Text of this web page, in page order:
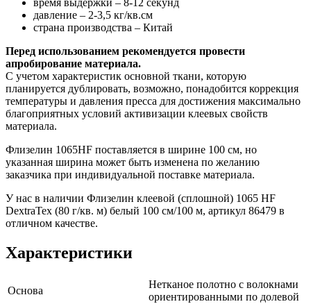
время выдержки – 8-12 секунд
давление – 2-3,5 кг/кв.см
страна производства – Китай
Перед использованием рекомендуется провести
апробирование материала.
С учетом характеристик основной ткани, которую
планируется дублировать, возможно, понадобится коррекция
температуры и давления пресса для достижения максимально
благоприятных условий активизации клеевых свойств
материала.
Флизелин 1065HF поставляется в ширине 100 см, но
указанная ширина может быть изменена по желанию
заказчика при индивидуальной поставке материала.
У нас в наличии Флизелин клеевой (сплошной) 1065 HF
DextraTex (80 г/кв. м) белый 100 см/100 м, артикул 86479 в
отличном качестве.
Характеристики
Основа
Нетканое полотно с волокнами
ориентированными по долевой